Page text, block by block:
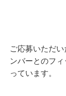
ご応募いただ
ンバーとのフ
っています。